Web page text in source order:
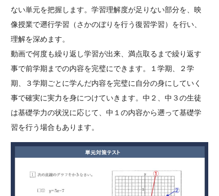
ない単元を把握します。学習理解度が足りない部分を、映
像授業で遡行学習（さかのぼりを行う復習学習）を行い、
理解を深めます。
動画で何度も繰り返し学習が出来、満点取るまで繰り返す
事で前学期までの内容を完璧にできます。１学期、２学
期、３学期ごとに学んだ内容を完璧に自分の身にしていく
事で確実に実力を身につけていきます。中２、中３の生徒
は基礎学力の状況に応じて、中１の内容から遡って基礎学
習を行う場合もあります。